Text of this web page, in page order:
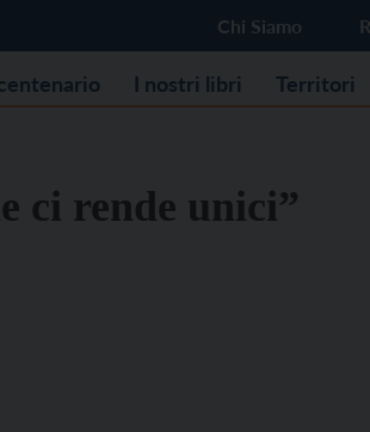
Chi Siamo
I nostri libri Territori
ci rende unici”